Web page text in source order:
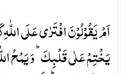
اَمۡ یَقُوۡلُوۡنَ افۡتَرٰی عَلَی
یَخۡتِمۡ عَلٰی قَلۡبِکَ ؕ وَ یَمۡحُ